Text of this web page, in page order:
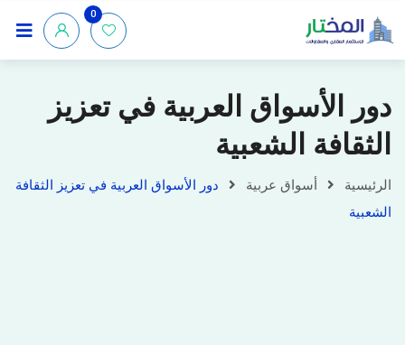
0
دور الأسواق العربية في تعزيز
الثقافة الشعبية
الرئيسية أسواق عربية
دور الأسواق العربية في تعزيز الثقافة
الشعبية